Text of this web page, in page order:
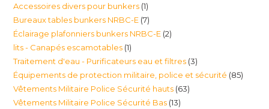
produits
Accessoires divers pour bunkers 11
produit
Bureaux tables bunkers NRBC-E 77
produits
Éclairage plafonniers bunkers NRBC-E 22
lits - Canapés escamotables 11
produit
Traitement d'eau - Purificateurs eau et filtres 33
produits
Équipements de protection militaire, police et sécurité 8585
Vêtements Militaire Police Sécurité hauts 6363
Vêtements Militaire Police Sécurité Bas 1313